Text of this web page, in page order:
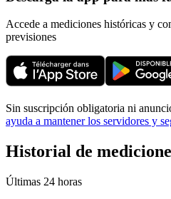
Accede a mediciones históricas y
previsiones
Sin suscripción obligatoria ni
ayuda a mantener los servidores y
Historial de
Últimas 24 horas